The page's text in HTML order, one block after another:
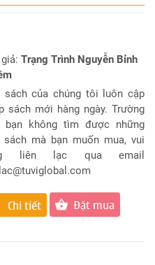
Trạng Trình Nguyễn Bỉnh
sách của chúng tôi luôn cập
sách mới hàng ngày. Trường
bạn không tìm được những
sách mà bạn muốn mua, vui
liên lạc qua email
Chi tiết Đặt mua